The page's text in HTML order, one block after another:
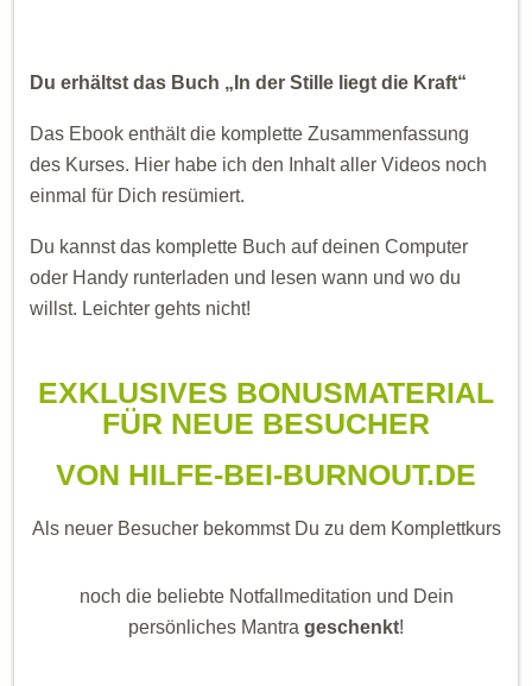
Du erhältst das Buch „In der Stille liegt die Kraft“
Das Ebook enthält die komplette Zusammenfassung
des Kurses. Hier habe ich den Inhalt aller Videos noch
einmal für Dich resümiert.
Du kannst das komplette Buch auf deinen Computer
oder Handy runterladen und lesen wann und wo du
willst. Leichter gehts nicht!
EXKLUSIVES BONUSMATERIAL
FÜR NEUE BESUCHER
VON HILFE-BEI-BURNOUT.DE
Als neuer Besucher bekommst Du zu dem Komplettkurs
noch die beliebte Notfallmeditation und Dein
persönliches Mantra geschenkt!